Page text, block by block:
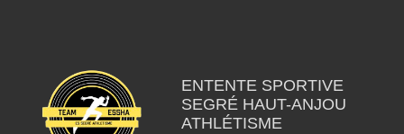
ENTENTE SPORTIVE
SEGRÉ HAUT-ANJOU
ATHLÉTISME